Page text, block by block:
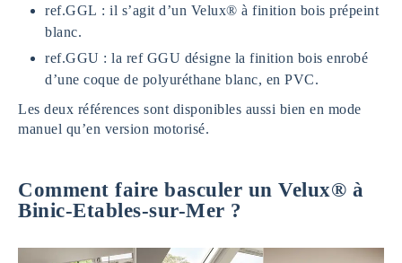
ref.GGL : il s’agit d’un Velux® à finition bois prépeint
blanc.
ref.GGU : la ref GGU désigne la finition bois enrobé
d’une coque de polyuréthane blanc, en PVC.
Les deux références sont disponibles aussi bien en mode
manuel qu’en version motorisé.
Comment faire basculer un Velux® à
Binic-Etables-sur-Mer ?